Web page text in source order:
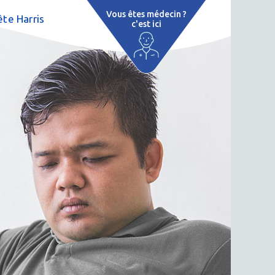
par région
thermales
thermale
thermale
Harris
Vous êtes médecin ?
c'est ici